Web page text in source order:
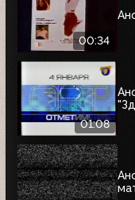
00:34
01:08